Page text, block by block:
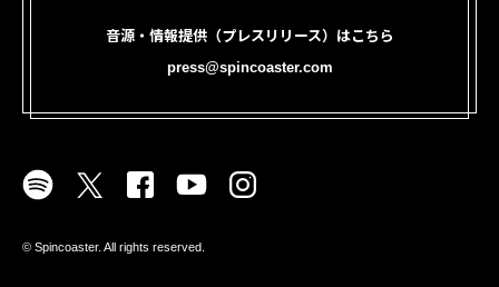
音源・情報提供（プレスリリース）はこちら
press@spincoaster.com
©︎ Spincoaster. All rights reserved.